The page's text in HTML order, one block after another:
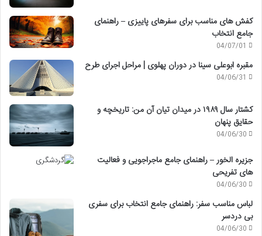
کفش های مناسب برای سفرهای پاییزی – راهنمای
جامع انتخاب
04/07/01
مقبره ابوعلی سینا در دوران پهلوی | مراحل اجرای طرح
04/06/31
کشتار سال ۱۹۸۹ در میدان تیان آن من: تاریخچه و
حقایق پنهان
04/06/30
جزیره الخور – راهنمای جامع ماجراجویی و فعالیت
های تفریحی
04/06/30
لباس مناسب سفر: راهنمای جامع انتخاب برای سفری
بی دردسر
04/06/30